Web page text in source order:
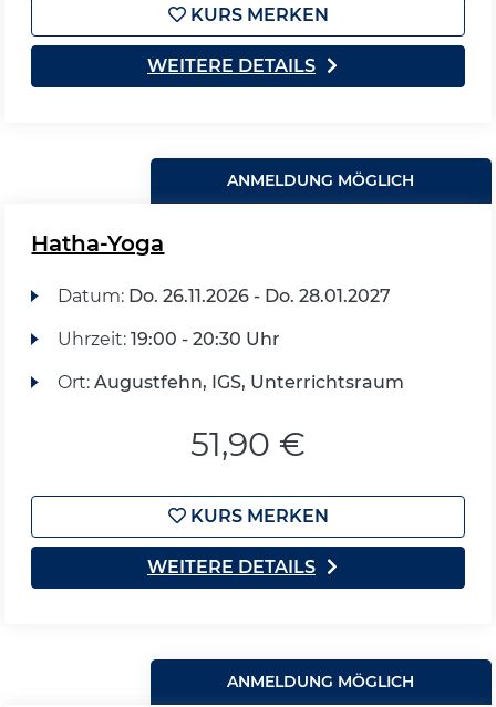
KURS MERKEN
WEITERE DETAILS
ANMELDUNG MÖGLICH
Hatha-Yoga
Datum: Do. 26.11.2026 - Do. 28.01.2027
Uhrzeit: 19:00 - 20:30 Uhr
Ort: Augustfehn, IGS, Unterrichtsraum
51,90 €
KURS MERKEN
WEITERE DETAILS
ANMELDUNG MÖGLICH